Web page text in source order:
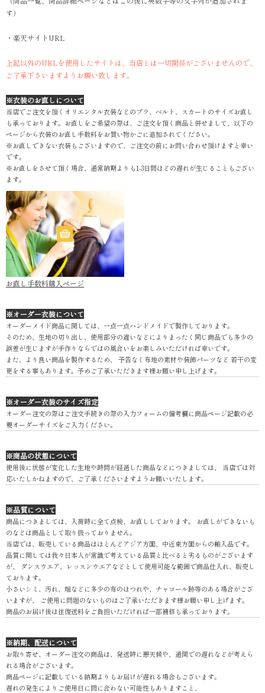
す）
・楽天サイトURL
上記以外のURLを使用したサイトは、当店とは一切関係がございませんので、
ご了承下さいますようお願い致します。
※衣装のお直しについて
当店でご注文を頂くオリエンタル衣装などのブラ、ベルト、スカートのサイズお直し
も承っております。お直しをご希望の際は、ご注文を頂く商品と併せまして、以下の
ページから衣装のお直し手数料をお買い物かごに追加されてください。
※お直しできない衣装もございますので、ご注文の前にお問い合わせ頂けますと幸い
です。
※お直しをさせて頂く場合、通常納期よりも1-3日間ほどの遅れが生じることもござい
ます。
お直し手数料購入ページ
※オーダー衣装について
オーダーメイド商品に関しては、一点一点ハンドメイドで製作しております。
そのため、生地の切り出し、使用部分の違いなどによりまったく同じ商品でも多少の
誤差が生じますが手作りならではの風合いをお楽しみいただければ幸いです。
また、より良い商品を製作するため、 予告なく布地の素材や装飾パーツなど 若干の変
更をする事もあります。予めご了承いただきます様お願い申し上げます。
※オーダー衣装のサイズ指定
オーダー注文の際はご注文手続きの際の入力フォームの備考欄に商品ページ記載の必
要オーダーサイズをご入力ください。
※商品の状態について
使用後に状態が変化した生地や時間が経過した商品などにつきましては、 当店では対
応いたしかねますので、ご了承くださいますようお願いいたします。
※品質について
商品につきましては、入荷時に全て点検、お直ししております。 お直しができないも
のなどは商品として取り扱っておりません。
当店では、販売している商品はほとんどアジア方面、中近東方面からの輸入品です。
品質に関しては我々日本人が常識で考えている品質と比べると劣るものがございます
が、 ダンスウエア、レッスンウエアなどとして使用可能な範囲で商品仕入れ、販売し
ております。
小さいシミ、汚れ、端などに多少の布のほつれや、チャコール跡等のある場合がござ
いますが、 ご使用に問題のないものはご了承いただきます様お願い申し上げます。
商品のお届け後は往復送料をご負担いただければ一部補修も承っております。
※納期、配送について
お取り寄せ、オーダー注文の商品は、発送時に悪天候や、通関での遅れなどが考えら
れる場合がございます。
商品ページに記載している納期よりもお届けが遅れる場合もございます。
遅れの発生によりご使用日に間に合わない可能性もありますこと、